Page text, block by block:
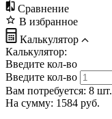
Сравнение
В избранное
Калькулятор
Калькулятор:
Введите кол-во
Введите кол-во
Вам потребуется: 8 шт.
На сумму: 1584 руб.